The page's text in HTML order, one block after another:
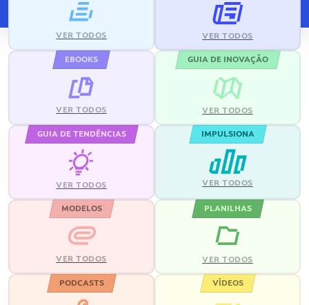
VER TODOS VER TODOS
EBOOKS
VER TODOS
GUIA DE INOVAÇÃO
VER TODOS
GUIA DE TENDÊNCIAS
VER TODOS
IMPULSIONA
VER TODOS
MODELOS
VER TODOS
PLANILHAS
VER TODOS
PODCASTS VÍDEOS